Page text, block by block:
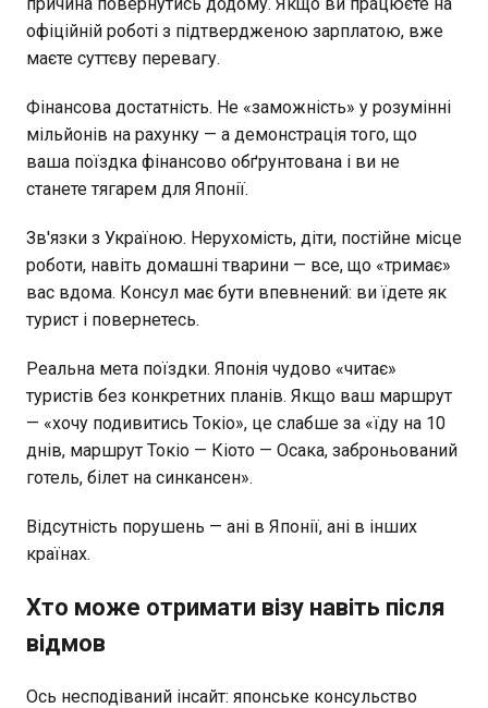
офіційній роботі з підтвердженою зарплатою, вже
маєте суттєву перевагу.
Фінансова достатність. Не «заможність» у розумінні
мільйонів на рахунку — а демонстрація того, що
ваша поїздка фінансово обґрунтована і ви не
станете тягарем для Японії.
Зв'язки з Україною. Нерухомість, діти, постійне місце
роботи, навіть домашні тварини — все, що «тримає»
вас вдома. Консул має бути впевнений: ви їдете як
турист і повернетесь.
Реальна мета поїздки. Японія чудово «читає»
туристів без конкретних планів. Якщо ваш маршрут
— «хочу подивитись Токіо», це слабше за «їду на 10
днів, маршрут Токіо — Кіото — Осака, заброньований
готель, білет на синкансен».
Відсутність порушень — ані в Японії, ані в інших
країнах.
Хто може отримати візу навіть після
відмов
Ось несподіваний інсайт: японське консульство